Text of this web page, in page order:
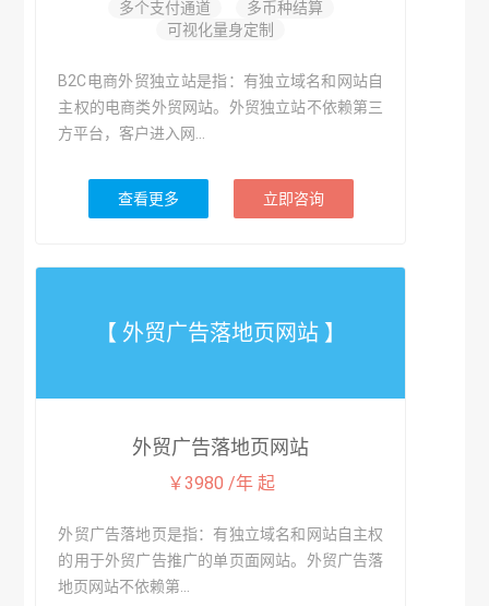
多个支付通道
多币种结算
可视化量身定制
B2C电商外贸独立站是指：有独立域名和网站自
主权的电商类外贸网站。外贸独立站不依赖第三
方平台，客户进入网...
查看更多 立即咨询
【 外贸广告落地页网站 】
外贸广告落地页网站
￥3980 /年 起
外贸广告落地页是指：有独立域名和网站自主权
的用于外贸广告推广的单页面网站。外贸广告落
地页网站不依赖第...